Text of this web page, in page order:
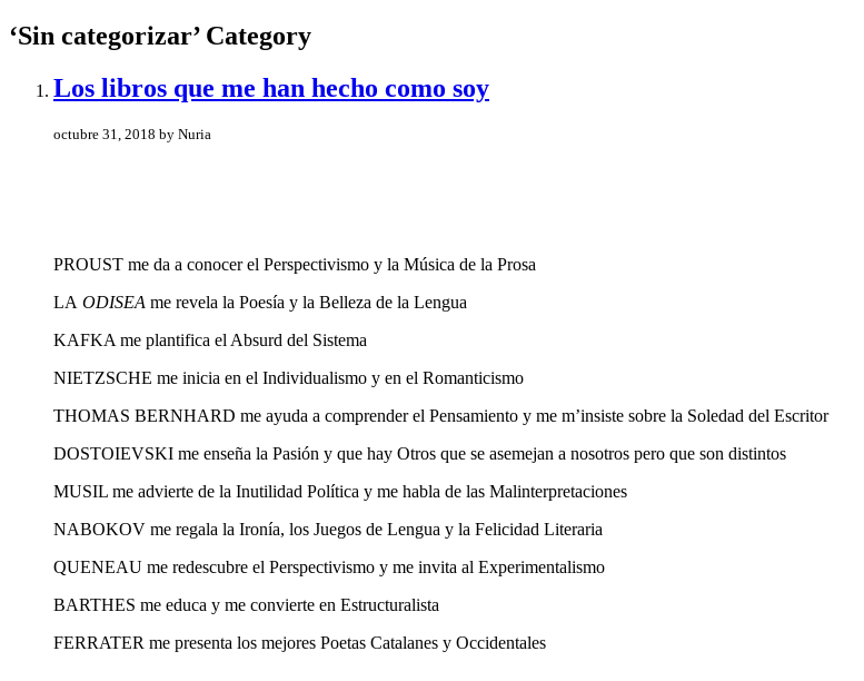
‘Sin categorizar’ Category
Los libros que me han hecho como soy
octubre 31, 2018 by Nuria
PROUST me da a conocer el Perspectivismo y la Música de la Prosa
LA ODISEA me revela la Poesía y la Belleza de la Lengua
KAFKA me plantifica el Absurd del Sistema
NIETZSCHE me inicia en el Individualismo y en el Romanticismo
THOMAS BERNHARD me ayuda a comprender el Pensamiento y me m’insiste sobre la Soledad del Escritor
DOSTOIEVSKI me enseña la Pasión y que hay Otros que se asemejan a nosotros pero que son distintos
MUSIL me advierte de la Inutilidad Política y me habla de las Malinterpretaciones
NABOKOV me regala la Ironía, los Juegos de Lengua y la Felicidad Literaria
QUENEAU me redescubre el Perspectivismo y me invita al Experimentalismo
BARTHES me educa y me convierte en Estructuralista
FERRATER me presenta los mejores Poetas Catalanes y Occidentales